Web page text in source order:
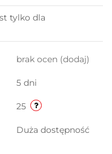
tylko dla
brak ocen (dodaj)
5 dni
25
Duża dostępność